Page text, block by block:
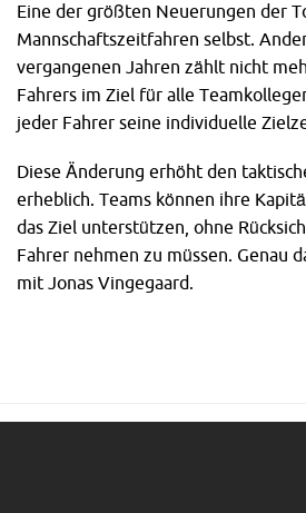
Eine der größten Neuerungen der
Mannschaftszeitfahren selbst.
vergangenen Jahren zählt nicht
Fahrers im Ziel für alle
jeder Fahrer seine individuelle
Diese Änderung erhöht den
erheblich. Teams können ihre
das Ziel unterstützen, ohne
Fahrer nehmen zu müssen. Genau
mit Jonas Vingegaard.